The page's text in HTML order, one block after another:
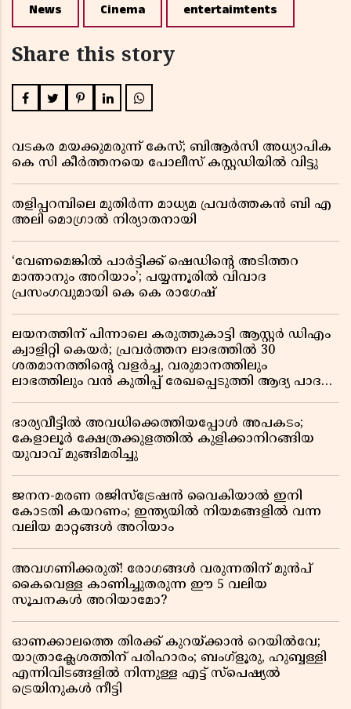
News Cinema entertaimtents
Share this story
വടകര മയക്കുമരുന്ന് കേസ്; ബിആർസി അധ്യാപിക
കെ സി കീർത്തനയെ പോലീസ് കസ്റ്റഡിയിൽ വിട്ടു
തളിപ്പറമ്പിലെ മുതിർന്ന മാധ്യമ പ്രവർത്തകൻ ബി എ
അലി മൊഗ്രാൽ നിര്യാതനായി
‘വേണമെങ്കിൽ പാർട്ടിക്ക് ഷെഡിൻ്റെ അടിത്തറ
മാന്താനും അറിയാം’; പയ്യന്നൂരിൽ വിവാദ
പ്രസംഗവുമായി കെ കെ രാഗേഷ്
ലയനത്തിന് പിന്നാലെ കരുത്തുകാട്ടി ആസ്റ്റർ ഡിഎം
ക്വാളിറ്റി കെയർ; പ്രവർത്തന ലാഭത്തിൽ 30
ശതമാനത്തിൻ്റെ വളർച്ച, വരുമാനത്തിലും
ലാഭത്തിലും വൻ കുതിപ്പ് രേഖപ്പെടുത്തി ആദ്യ പാദ
ഭാര്യവീട്ടിൽ അവധിക്കെത്തിയപ്പോൾ അപകടം;
കേളാലൂർ ക്ഷേത്രക്കുളത്തിൽ കുളിക്കാനിറങ്ങിയ
യുവാവ് മുങ്ങിമരിച്ചു
ജനന-മരണ രജിസ്ട്രേഷൻ വൈകിയാൽ ഇനി
കോടതി കയറണം; ഇന്ത്യയിൽ നിയമങ്ങളിൽ വന്ന
വലിയ മാറ്റങ്ങൾ അറിയാം
അവഗണിക്കരുത്! രോഗങ്ങൾ വരുന്നതിന് മുൻപ്
കൈവെള്ള കാണിച്ചുതരുന്ന ഈ 5 വലിയ
സൂചനകൾ അറിയാമോ?
ഓണക്കാലത്തെ തിരക്ക് കുറയ്ക്കാൻ റെയിൽവേ;
യാത്രാക്ലേശത്തിന് പരിഹാരം; ബംഗ്ളൂരു, ഹുബ്ബള്ളി
എന്നിവിടങ്ങളിൽ നിന്നുള്ള എട്ട് സ്പെഷ്യൽ
ട്രെയിനുകൾ നീട്ടി